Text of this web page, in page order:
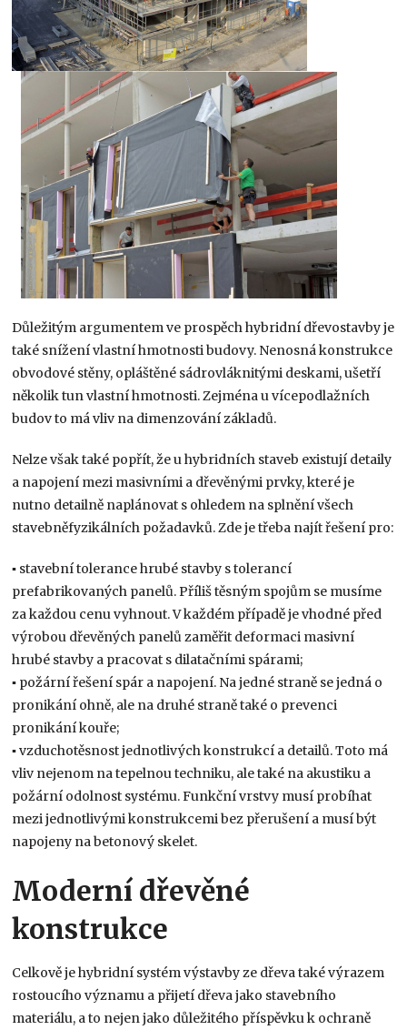
Důležitým argumentem ve prospěch hybridní dřevostavby je
také snížení vlastní hmotnosti budovy. Nenosná konstrukce
obvodové stěny, opláštěné sádrovláknitými deskami, ušetří
několik tun vlastní hmotnosti. Zejména u vícepodlažních
budov to má vliv na dimenzování základů.
Nelze však také popřít, že u hybridních staveb existují detaily
a napojení mezi masivními a dřevěnými prvky, které je
nutno detailně naplánovat s ohledem na splnění všech
stavebněfyzikálních požadavků. Zde je třeba najít řešení pro:
▪ stavební tolerance hrubé stavby s tolerancí
prefabrikovaných panelů. Příliš těsným spojům se musíme
za každou cenu vyhnout. V každém případě je vhodné před
výrobou dřevěných panelů zaměřit deformaci masivní
hrubé stavby a pracovat s dilatačními spárami;
▪ požární řešení spár a napojení. Na jedné straně se jedná o
pronikání ohně, ale na druhé straně také o prevenci
pronikání kouře;
▪ vzduchotěsnost jednotlivých konstrukcí a detailů. Toto má
vliv nejenom na tepelnou techniku, ale také na akustiku a
požární odolnost systému. Funkční vrstvy musí probíhat
mezi jednotlivými konstrukcemi bez přerušení a musí být
napojeny na betonový skelet.
Moderní dřevěné
konstrukce
Celkově je hybridní systém výstavby ze dřeva také výrazem
rostoucího významu a přijetí dřeva jako stavebního
materiálu, a to nejen jako důležitého příspěvku k ochraně